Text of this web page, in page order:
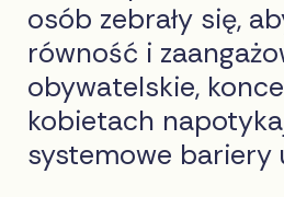
osób zebrały się,
równość i
obywatelskie,
kobietach
systemowe bariery